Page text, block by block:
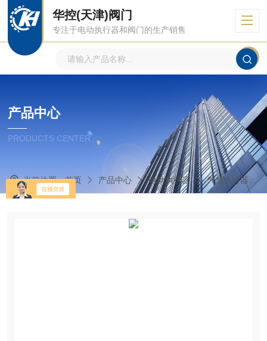
华控(天津)阀门
专注于电动执行器和阀门的生产销售
产品中心
PRODUCTS CENTER
当前位置：首页 产品中心 电动执行器 气动执行器